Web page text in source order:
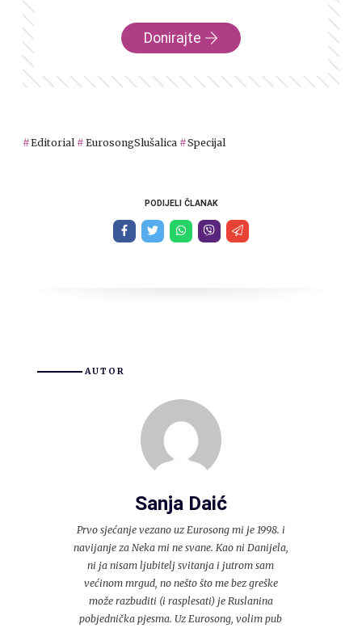
Donirajte
Editorial EurosongSlušalica Specijal
PODIJELI ČLANAK
AUTOR
Sanja Daić
Prvo sjećanje vezano uz Eurosong mi je 1998. i
navijanje za Neka mi ne svane. Kao ni Danijela,
ni ja nisam ljubitelj svitanja i jutrom sam
većinom mrgud, no nešto što me bez greške
može razbuditi (i rasplesati) je Ruslanina
pobjednička pjesma. Uz Eurosong, volim pub